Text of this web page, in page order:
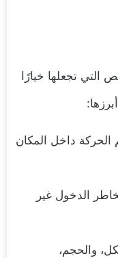
التي تجعلها خيارًا
داخل المكان
الدخول غير
والحجم،